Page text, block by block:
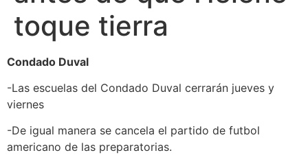
toque tierra
Condado Duval
-Las escuelas del Condado Duval cerrarán jueves y
viernes
-De igual manera se cancela el partido de futbol
americano de las preparatorias.